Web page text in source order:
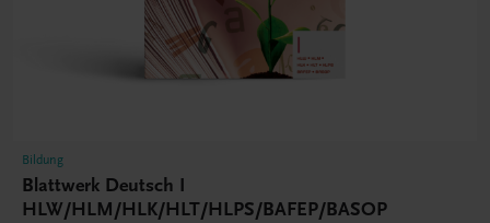
Bildung
Blattwerk Deutsch I
HLW/HLM/HLK/HLT/HLPS/BAFEP/BASOP